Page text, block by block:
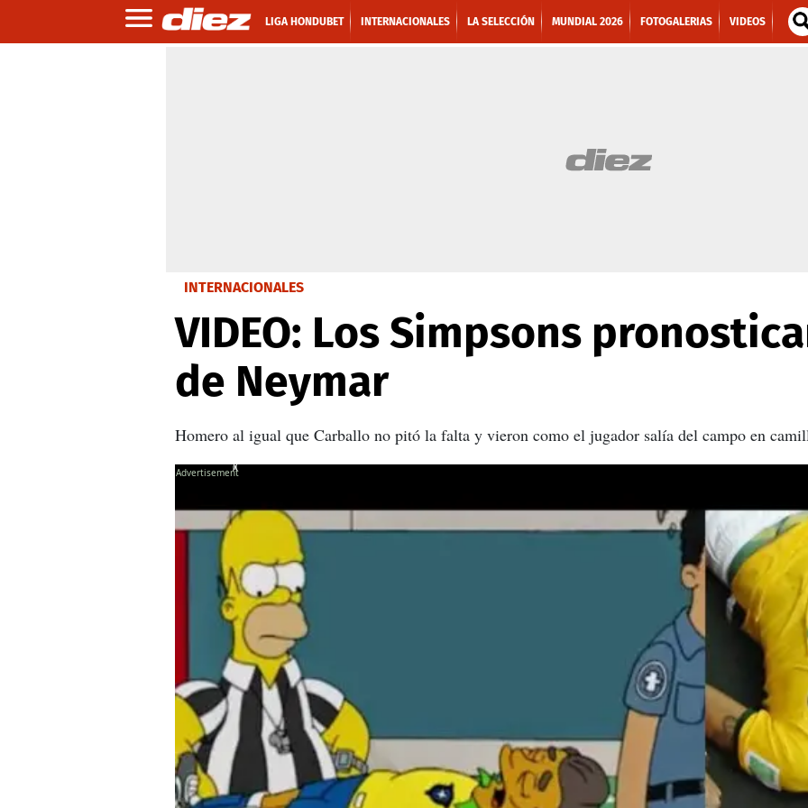
LIGA HONDUBET INTERNACIONALES LA SELECCIÓN MUNDIAL 2026 FOTOGALERIAS VIDEOS
INTERNACIONALES
VIDEO: Los Simpsons
de Neymar
Homero al igual que Carballo no pitó la falta y vieron como el jugador salía del campo en
X